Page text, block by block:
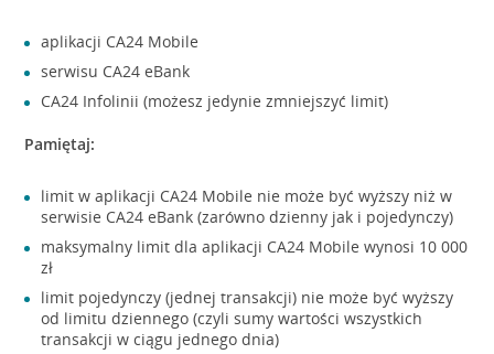
aplikacji CA24 Mobile
serwisu CA24 eBank
CA24 Infolinii (możesz jedynie zmniejszyć limit)
Pamiętaj:
limit w aplikacji CA24 Mobile nie może być wyższy niż w
serwisie CA24 eBank (zarówno dzienny jak i pojedynczy)
maksymalny limit dla aplikacji CA24 Mobile wynosi 10 000
zł
limit pojedynczy (jednej transakcji) nie może być wyższy
od limitu dziennego (czyli sumy wartości wszystkich
transakcji w ciągu jednego dnia)